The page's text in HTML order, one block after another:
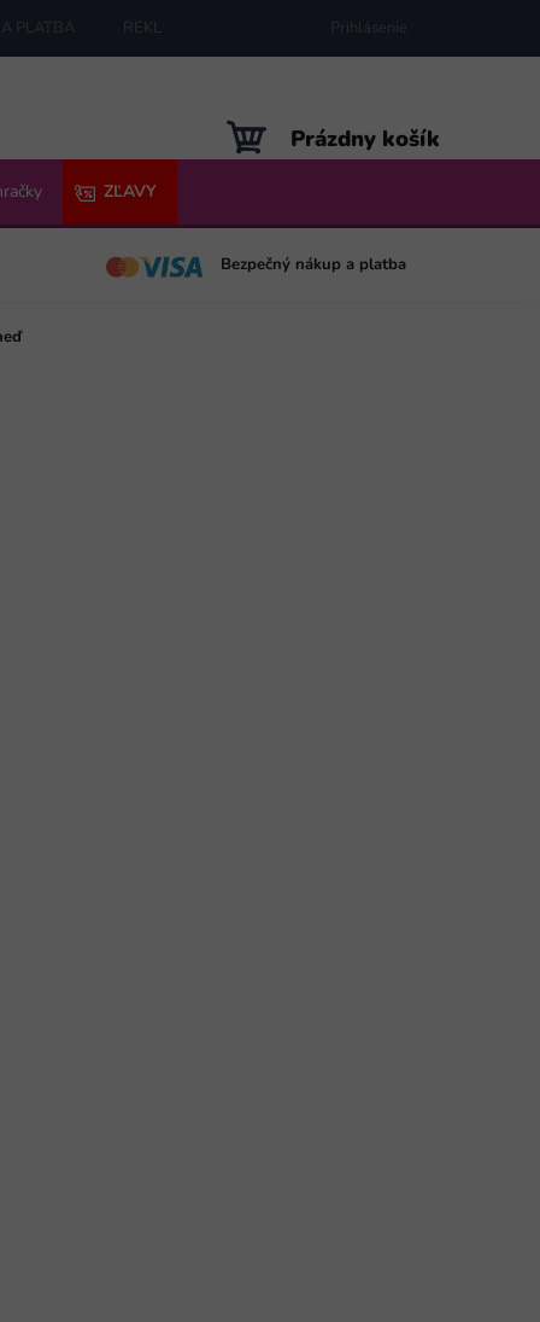
PLATBA REKLAMÁCIE MAPA SERVERU
Prihlásenie
NÁKUPNÝ
KOŠÍK
Prázdny košík
ZĽAVY
Bezpečný nákup a platba